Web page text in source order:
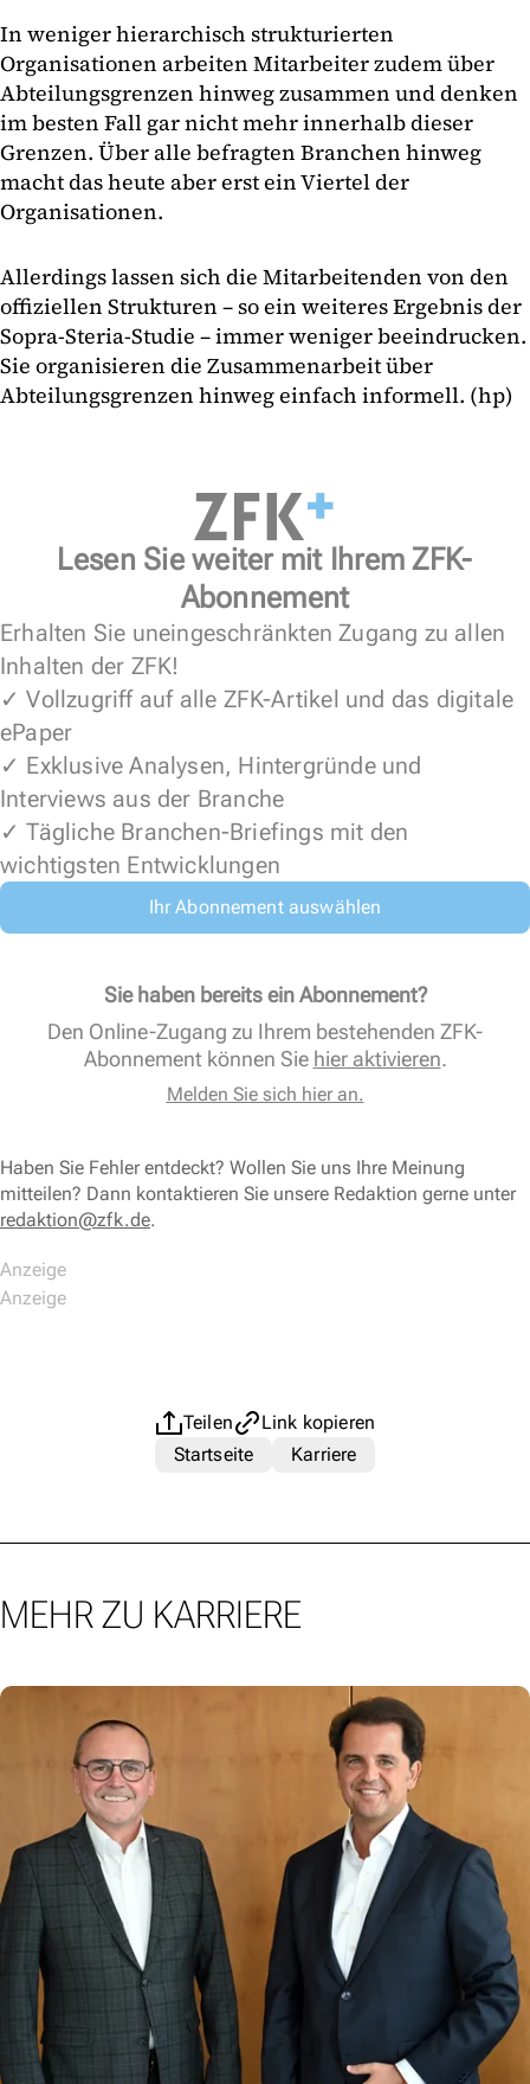
In weniger hierarchisch strukturierten
Organisationen arbeiten Mitarbeiter zudem über
Abteilungsgrenzen hinweg zusammen und denken
im besten Fall gar nicht mehr innerhalb dieser
Grenzen. Über alle befragten Branchen hinweg
macht das heute aber erst ein Viertel der
Organisationen.
Allerdings lassen sich die Mitarbeitenden von den
offiziellen Strukturen – so ein weiteres Ergebnis der
Sopra-Steria-Studie – immer weniger beeindrucken.
Sie organisieren die Zusammenarbeit über
Abteilungsgrenzen hinweg einfach informell. (hp)
Lesen Sie weiter mit Ihrem ZFK-
Abonnement
Erhalten Sie uneingeschränkten Zugang zu allen
Inhalten der ZFK!
✓ Vollzugriff auf alle ZFK-Artikel und das digitale
ePaper
✓ Exklusive Analysen, Hintergründe und
Interviews aus der Branche
✓ Tägliche Branchen-Briefings mit den
wichtigsten Entwicklungen
Ihr Abonnement auswählen
Sie haben bereits ein Abonnement?
Den Online-Zugang zu Ihrem bestehenden ZFK-
Abonnement können Sie hier aktivieren.
Melden Sie sich hier an.
Haben Sie Fehler entdeckt? Wollen Sie uns Ihre Meinung
mitteilen? Dann kontaktieren Sie unsere Redaktion gerne unter
redaktion@zfk.de.
Teilen
Link kopieren
Startseite
Karriere
MEHR ZU KARRIERE